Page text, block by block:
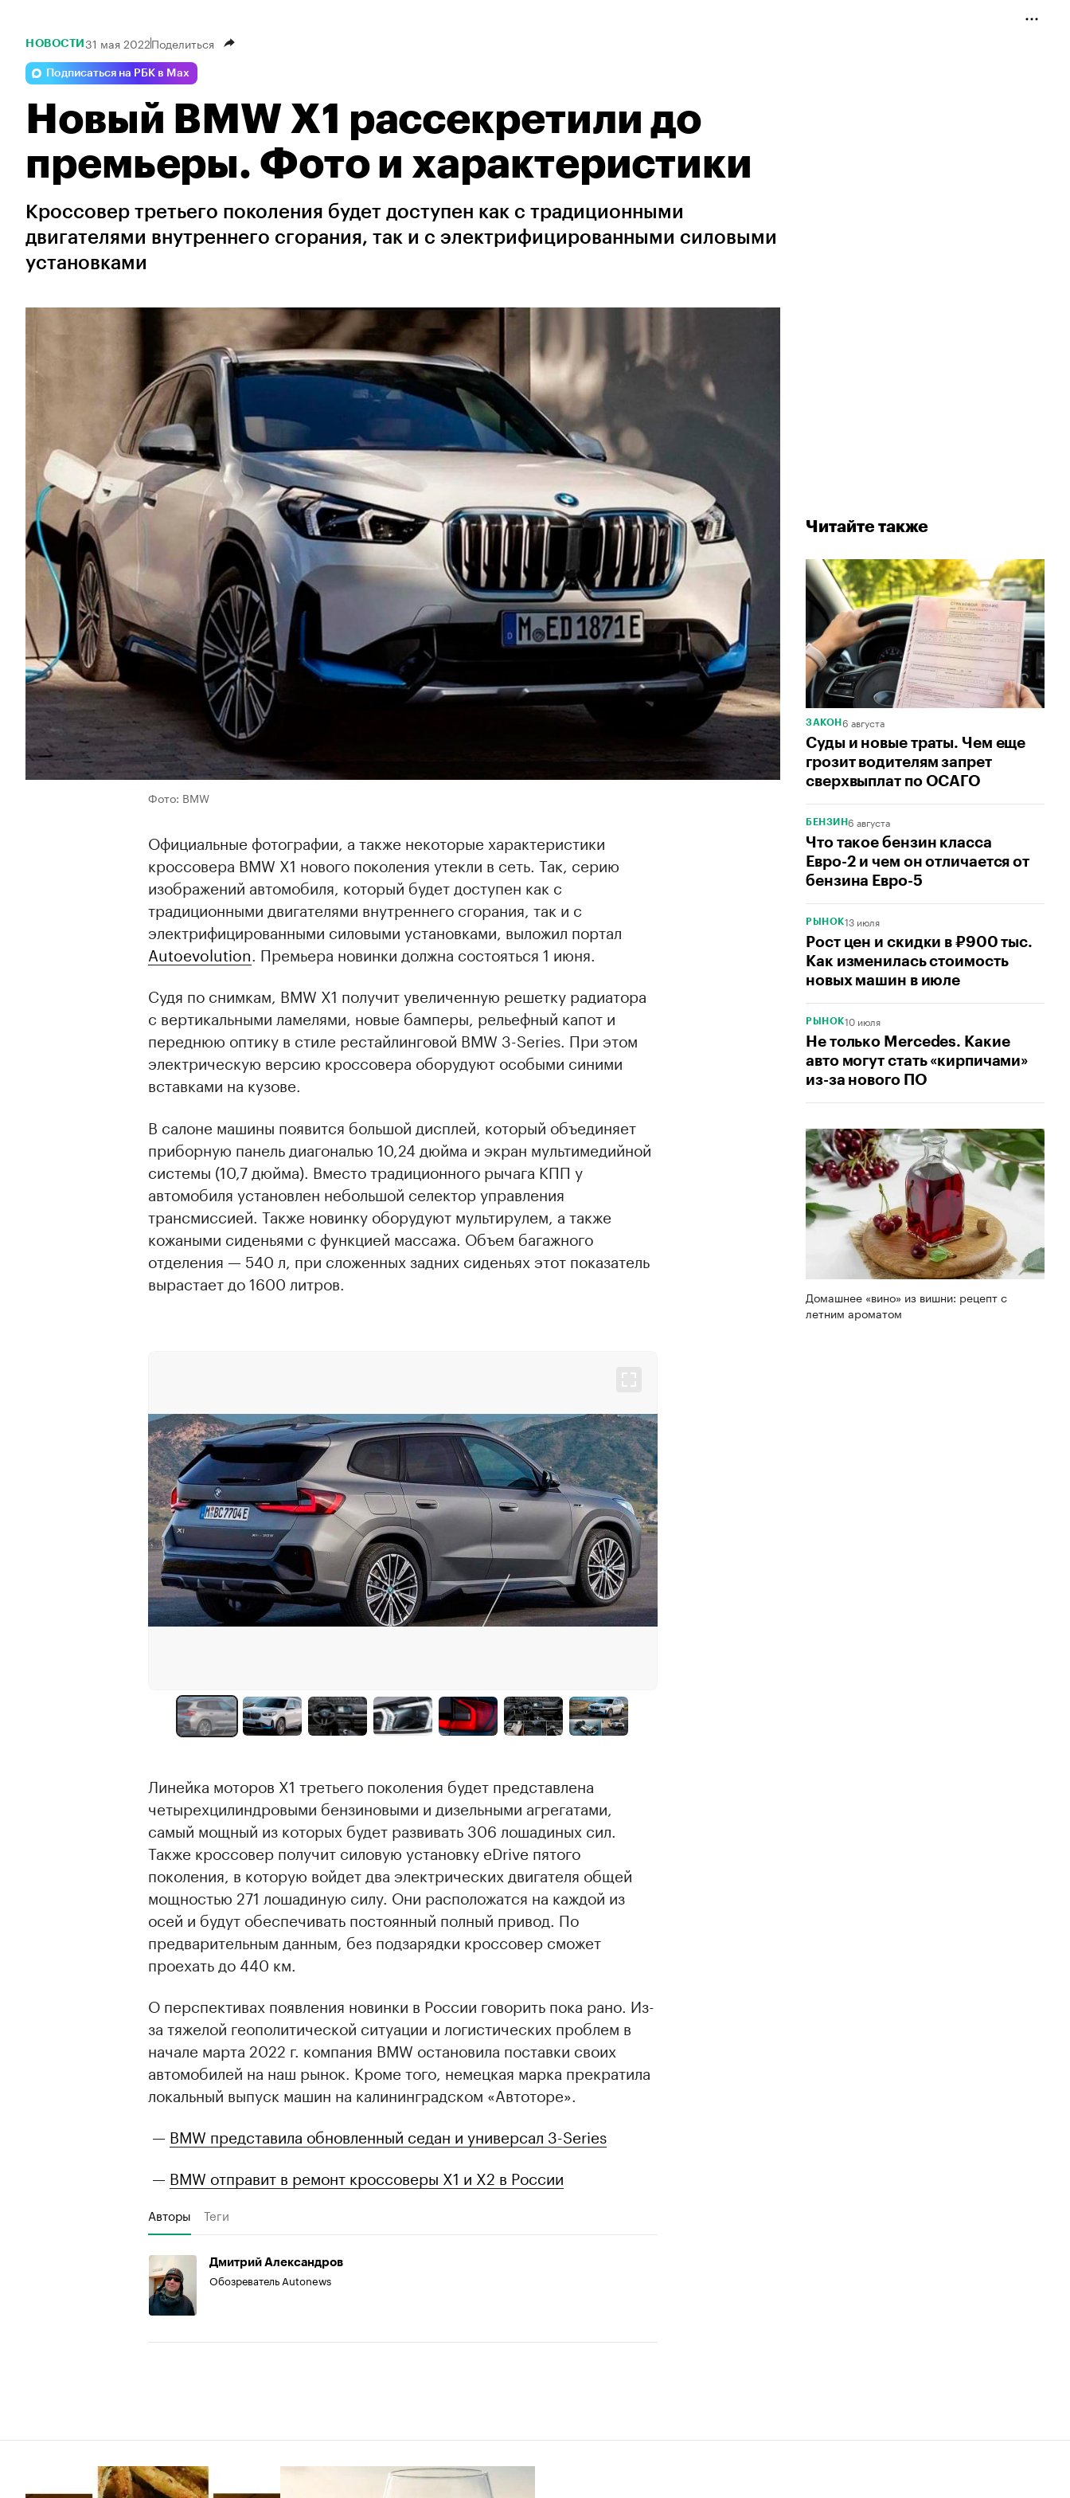
Читайте также
ЗАКОН 6 августа
Суды и новые траты. Чем еще
грозит водителям запрет
сверхвыплат по ОСАГО
БЕНЗИН6 августа
Что такое бензин класса
Евро-2 и чем он отличается от
бензина Евро-5
РЫНОК13 июля
Рост цен и скидки в ₽900 тыс.
Как изменилась стоимость
новых машин в июле
РЫНОК10 июля
Не только Mercedes. Какие
авто могут стать «кирпичами»
из-за нового ПО
Домашнее «вино» из вишни: рецепт с
летним ароматом
НОВОСТИ 31 мая 2022Поделиться
Подписаться на РБК в Max
Новый BMW X1 рассекретили до
премьеры. Фото и характеристики
Кроссовер третьего поколения будет доступен как с традиционными
двигателями внутреннего сгорания, так и с электрифицированными силовыми
установками
Фото: BMW
Официальные фотографии, а также некоторые характеристики
кроссовера BMW X1 нового поколения утекли в сеть. Так, серию
изображений автомобиля, который будет доступен как с
традиционными двигателями внутреннего сгорания, так и с
электрифицированными силовыми установками, выложил портал
Autoevolution . Премьера новинки должна состояться 1 июня.
Судя по снимкам, BMW X1 получит увеличенную решетку радиатора
с вертикальными ламелями, новые бамперы, рельефный капот и
переднюю оптику в стиле рестайлинговой BMW 3-Series. При этом
электрическую версию кроссовера оборудуют особыми синими
вставками на кузове.
В салоне машины появится большой дисплей, который объединяет
приборную панель диагональю 10,24 дюйма и экран мультимедийной
системы (10,7 дюйма). Вместо традиционного рычага КПП у
автомобиля установлен небольшой селектор управления
трансмиссией. Также новинку оборудуют мультирулем, а также
кожаными сиденьями с функцией массажа. Объем багажного
отделения — 540 л, при сложенных задних сиденьях этот показатель
вырастает до 1600 литров.
Линейка моторов X1 третьего поколения будет представлена
четырехцилиндровыми бензиновыми и дизельными агрегатами,
самый мощный из которых будет развивать 306 лошадиных сил.
Также кроссовер получит силовую установку eDrive пятого
поколения, в которую войдет два электрических двигателя общей
мощностью 271 лошадиную силу. Они расположатся на каждой из
осей и будут обеспечивать постоянный полный привод. По
предварительным данным, без подзарядки кроссовер сможет
проехать до 440 км.
О перспективах появления новинки в России говорить пока рано. Из-
за тяжелой геополитической ситуации и логистических проблем в
начале марта 2022 г. компания BMW остановила поставки своих
автомобилей на наш рынок. Кроме того, немецкая марка прекратила
локальный выпуск машин на калининградском «Автоторе».
— BMW представила обновленный седан и универсал 3-Series
— BMW отправит в ремонт кроссоверы X1 и X2 в России
Авторы Теги
Дмитрий Александров
Обозреватель Autonews